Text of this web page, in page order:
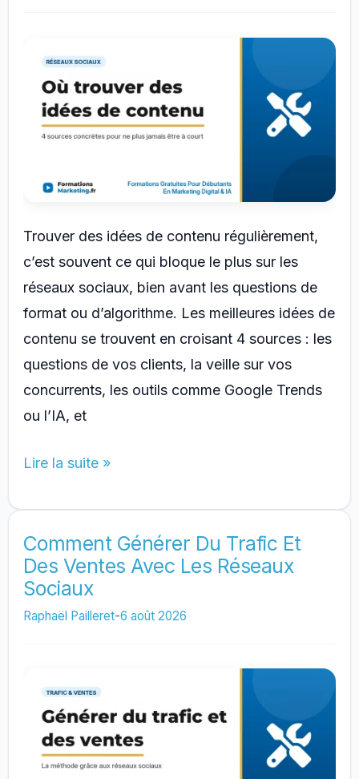
Trouver des idées de contenu régulièrement,
c’est souvent ce qui bloque le plus sur les
réseaux sociaux, bien avant les questions de
format ou d’algorithme. Les meilleures idées de
contenu se trouvent en croisant 4 sources : les
questions de vos clients, la veille sur vos
concurrents, les outils comme Google Trends
ou l’IA, et
Où
des
idées
de
contenu
pour
sociaux
Lire la suite »
Comment Générer Du Trafic Et
Des Ventes Avec Les Réseaux
Sociaux
Raphaël Pailleret-6 août 2026